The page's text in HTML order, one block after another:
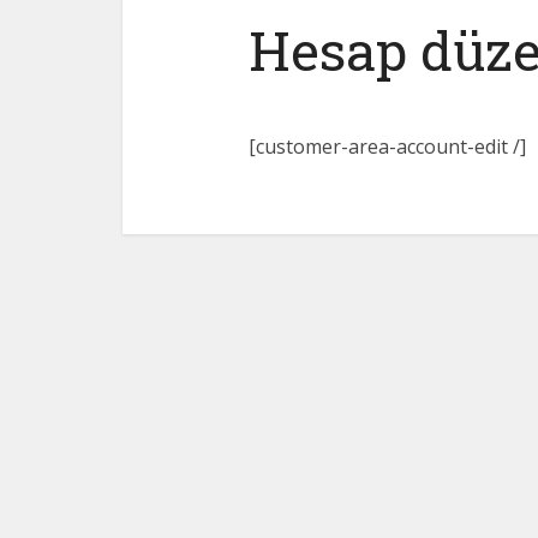
Hesap
[customer-area-account-edit /]